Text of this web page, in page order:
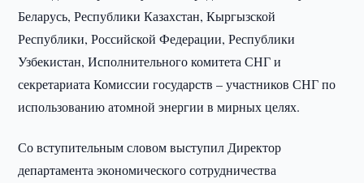
Беларусь, Республики Казахстан, Кыргызской
Республики, Российской Федерации, Республики
Узбекистан, Исполнительного комитета СНГ и
секретариата Комиссии государств – участников СНГ по
использованию атомной энергии в мирных целях.
Со вступительным словом выступил Директор
департамента экономического сотрудничества